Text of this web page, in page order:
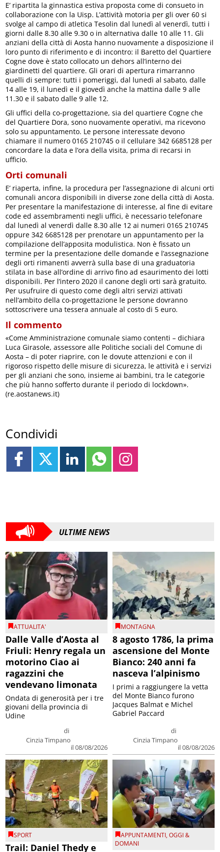
E’ ripartita la ginnastica estiva proposta come di consueto in
collaborazione con la Uisp. L’attività motoria per gli over 60 si
svolge al campo di atletica Tesolin dal lunedì al venerdì, tutti i
giorni dalle 8.30 alle 9.30 o in alternativa dalle 10 alle 11. Gli
anziani della città di Aosta hanno nuovamente a disposizione il
loro punto di riferimento e di incontro: il Baretto del Quartiere
Cogne dove è stato collocato un dehors all’interno dei
giardinetti del quartiere. Gli orari di apertura rimarranno
quelli di sempre: tutti i pomeriggi, dal lunedì al sabato, dalle
14 alle 19, il lunedì e il giovedì anche la mattina dalle 9 alle
11.30 e il sabato dalle 9 alle 12.
Gli uffici della co-progettazione, sia del quartiere Cogne che
del Quartiere Dora, sono nuovamente operativi, ma ricevono
solo su appuntamento. Le persone interessate devono
chiamare il numero 0165 210745 o il cellulare 342 6685128 per
concordare la data e l’ora della visita, prima di recarsi in
ufficio.
Orti comunali
E’ riaperta, infine, la procedura per l’assegnazione di alcuni orti
comunali ancora disponibili in diverse zone della città di Aosta.
Per presentare la manifestazione di interesse, al fine di evitare
code ed assembramenti negli uffici, è necessario telefonare
dal lunedì al venerdì dalle 8.30 alle 12 ai numeri 0165 210745
oppure 342 6685128 per prenotare un appuntamento per la
compilazione dell’apposita modulistica. Non è fissato un
termine per la presentazione delle domande e l’assegnazione
degli orti rimanenti avverrà sulla base di una graduatoria
stilata in base all’ordine di arrivo fino ad esaurimento dei lotti
disponibili. Per l’intero 2020 il canone degli orti sarà gratuito.
Per usufruire di questo come degli altri servizi attivati
nell’ambito della co-progettazione le persone dovranno
sottoscrivere una tessera annuale al costo di 5 euro.
Il commento
«Come Amministrazione comunale siamo contenti – dichiara
Luca Girasole, assessore alle Politiche sociali del Comune di
Aosta – di poter riaprire, con le dovute attenzioni e con il
rigoroso rispetto delle misure di sicurezza, le attività e i servizi
per gli anziani che sono, insieme ai bambini, tra le categorie
che più hanno sofferto durante il periodo di lockdown».
(re.aostanews.it)
Condividi
ULTIME NEWS
ATTUALITA'
Dalle Valle d’Aosta al
Friuli: Henry regala un
motorino Ciao ai
ragazzini che
vendevano limonata
di
Cinzia Timpano
il 08/08/2026
Ondata di generosità per i tre
giovani della provincia di
Udine
MONTAGNA
8 agosto 1786, la prima
ascensione del Monte
Bianco: 240 anni fa
nasceva l’alpinismo
di
Cinzia Timpano
il 08/08/2026
I primi a raggiungere la vetta
del Monte Bianco furono
Jacques Balmat e Michel
Gabriel Paccard
SPORT
Trail: Daniel Thedy e
APPUNTAMENTI,OGGI &
DOMANI